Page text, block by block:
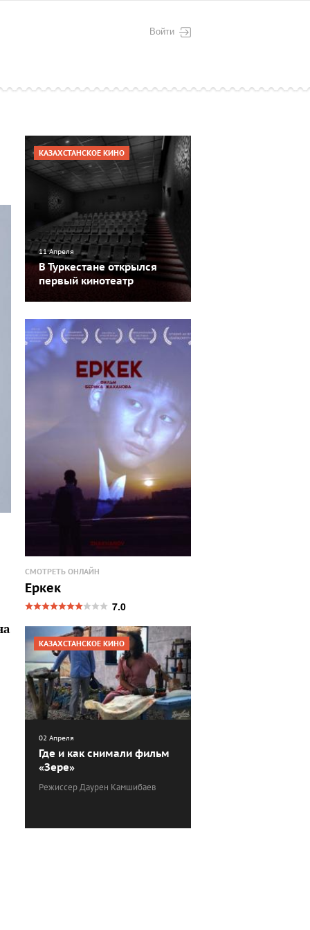
Войти
КАЗАХСТАНСКОЕ КИНО
11 Апреля
В Туркестане открылся
первый кинотеатр
СМОТРЕТЬ ОНЛАЙН
Еркек
7.0
КАЗАХСТАНСКОЕ КИНО
02 Апреля
Где и как снимали фильм
«Зере»
Режиссер Даурен Камшибаев